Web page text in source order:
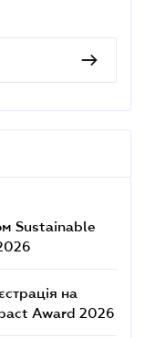
Sustainable
на
Award 2026